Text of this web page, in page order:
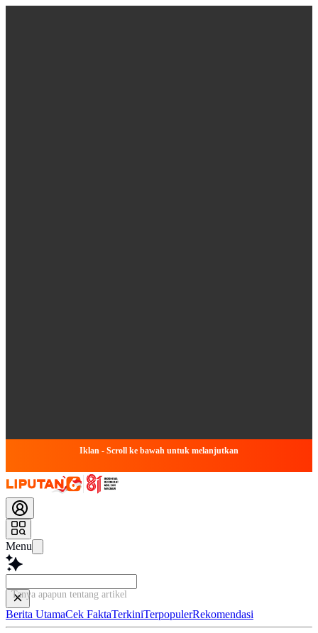
Iklan - Scroll ke bawah untuk melanjutkan
Menu
Tanya apapun tentang artikel ini...
Berita UtamaCek FaktaTerkiniTerpopulerRekomendasi